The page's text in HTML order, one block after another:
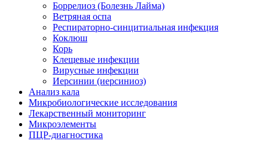
Боррелиоз (Болезнь Лайма)
Ветряная оспа
Респираторно-синцитиальная инфекция
Коклюш
Корь
Клещевые инфекции
Вирусные инфекции
Иерсинии (иерсиниоз)
Анализ кала
Микробиологические исследования
Лекарственный мониторинг
Микроэлементы
ПЦР-диагностика